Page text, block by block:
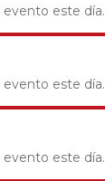
este día.
este día.
este día.